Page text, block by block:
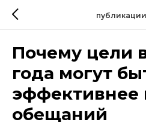
Почему цели
года могут
эффективнее
обещаний